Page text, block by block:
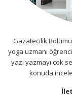
Gazatecilik
yoga uzmanı
yazı yazmayı çok
konuda